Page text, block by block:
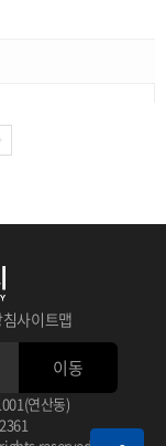
사이트맵
연산동)
2361
이동